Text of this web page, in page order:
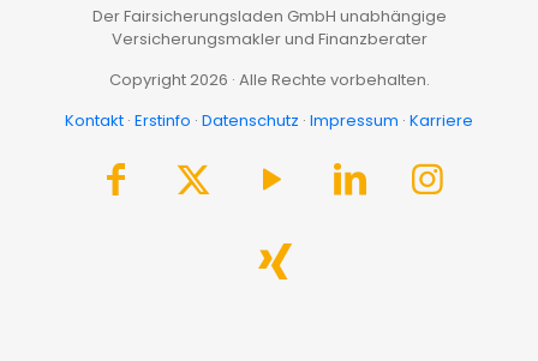
Der Fairsicherungsladen GmbH unabhängige
Versicherungsmakler und Finanzberater
Copyright 2026 · Alle Rechte vorbehalten.
Kontakt · Erstinfo · Datenschutz · Impressum · Karriere